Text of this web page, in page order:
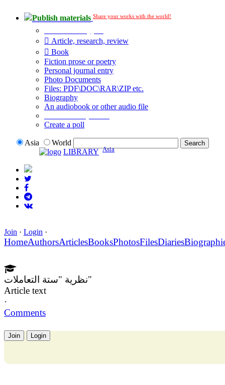
Publish materials Share your works with the world!
Article, research, review
Book
Fiction prose or poetry
Personal journal entry
Photo Documents
Files: PDF\DOC\RAR\ZIP etc.
Biography
An audiobook or other audio file
Create a poll
Asia
World
LIBRARY Asia
Join · Login ·
HomeAuthorsArticlesBooksPhotosFilesDiaries
نظرية "ستة التعاملات"
Article text
·
Comments
Join Login